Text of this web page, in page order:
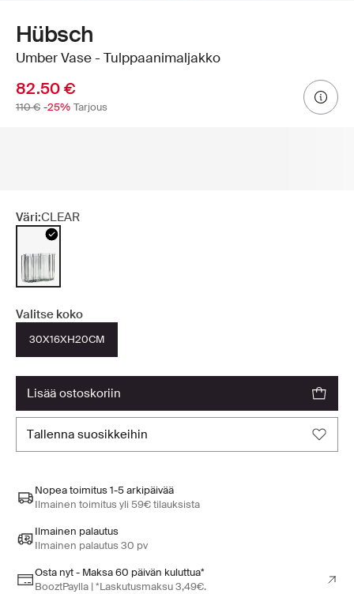
Hübsch
Umber Vase - Tulppaanimaljakko
82.50 €
110 € -25% Tarjous
Väri:CLEAR
Valitse koko
30X16XH20CM
lisää ostoskoriin
tallenna suosikkeihin
Nopea toimitus 1-5 arkipäivää
Ilmainen toimitus yli 59€ tilauksista
Ilmainen palautus
Ilmainen palautus 30 pv
Osta nyt - Maksa 60 päivän kuluttua*
BooztPaylla | *Laskutusmaksu 3,49€.